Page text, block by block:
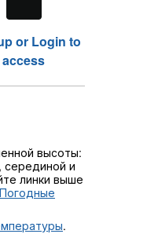
or Login to
access
высоты:
и
линки выше
Погодные
.